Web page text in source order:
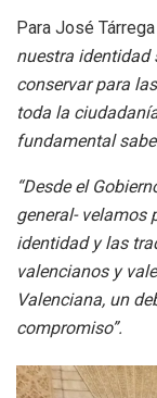
Para José Tárrega
nuestra identidad
conservar para
toda la
fundamental
“Desde el
general- velamos
identidad y las
valencianos y
Valenciana, un
compromiso”.